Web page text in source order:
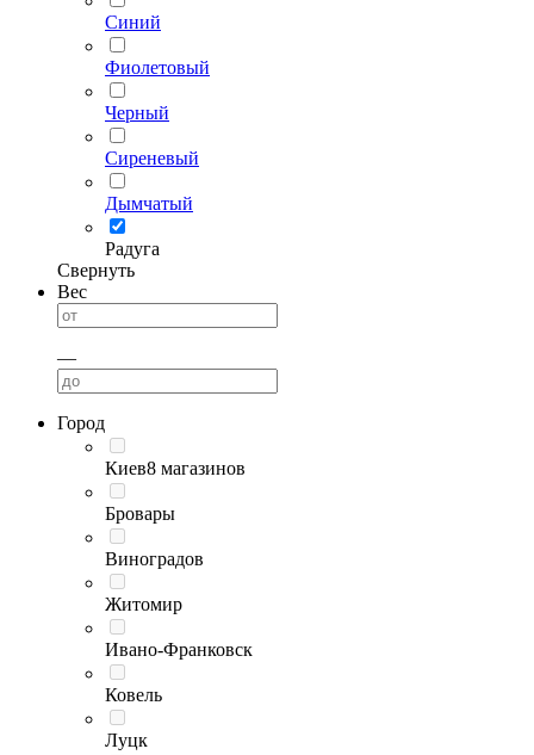
Синий
Фиолетовый
Черный
Сиреневый
Дымчатый
Радуга
Свернуть
Вес
—
Город
Киев8 магазинов
Бровары
Виноградов
Житомир
Ивано-Франковск
Ковель
Луцк